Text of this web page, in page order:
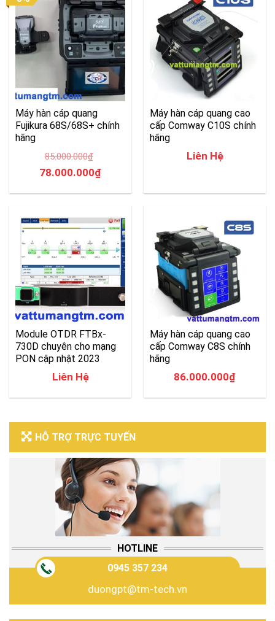
Máy hàn cáp quang
Fujikura 68S/68S+ chính
hãng
85.000.000₫
Giá
85.000.000₫.
78.000.000₫Giá
là:
78.000.000₫.
Máy hàn cáp quang cao
cấp Comway C10S chính
hãng
Liên Hệ
Module OTDR FTBx-
730D chuyên cho mạng
PON cập nhật 2023
Liên Hệ
Máy hàn cáp quang cao
cấp Comway C8S chính
hãng
86.000.000₫
HỖ TRỢ TRỰC TUYẾN
HOTLINE
0945 357 234
duongpt@tm-tech.vn